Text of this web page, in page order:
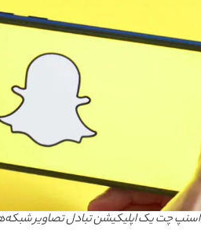
اسنپ چت یک اپلیکیشن تبادل تصاویر